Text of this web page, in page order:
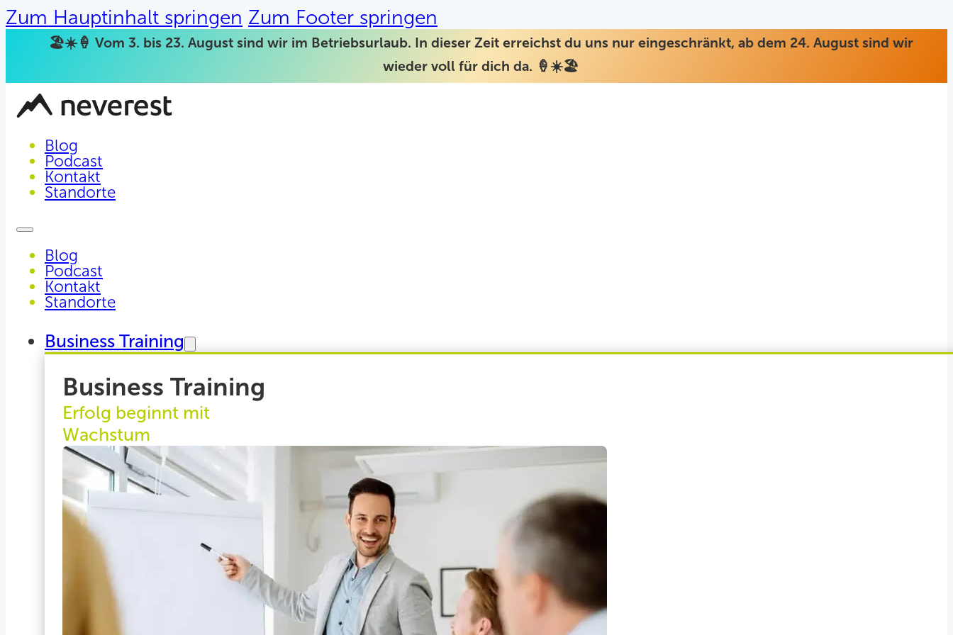
Zum Hauptinhalt springen Zum Footer springen
🏖️☀️🍦 Vom 3. bis 23. August sind wir im Betriebsurlaub. In dieser Zeit erreichst du uns nur eingeschränkt, ab dem 24. August sind wir
wieder voll für dich da. 🍦☀️🏖️
Blog
Podcast
Kontakt
Standorte
Blog
Podcast
Kontakt
Standorte
Business Training
Business Training
Erfolg beginnt mit
Wachstum